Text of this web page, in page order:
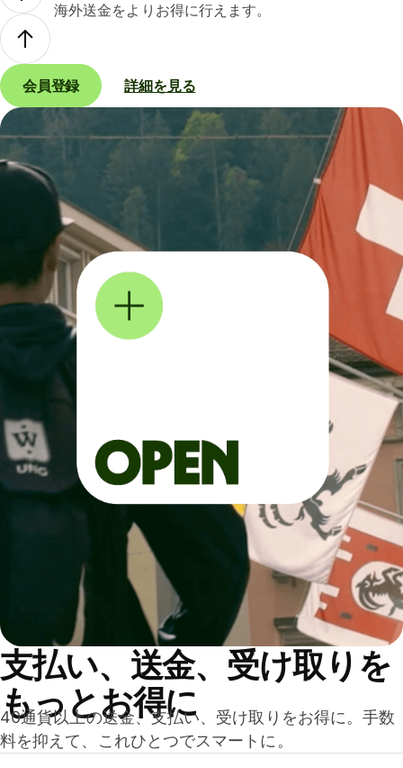
海外送金をよりお得に行えます。
会員登録 詳細を見る
支払い、送金、受け取りを
もっとお得に
40通貨以上の送金、支払い、受け取りをお得に。手数
料を抑えて、これひとつでスマートに。